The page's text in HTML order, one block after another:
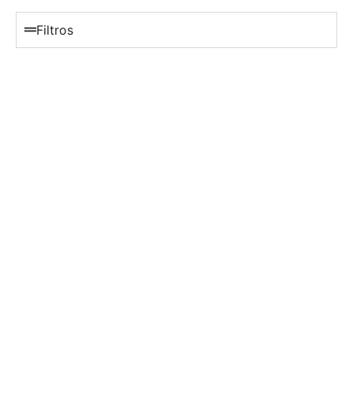
Filtros